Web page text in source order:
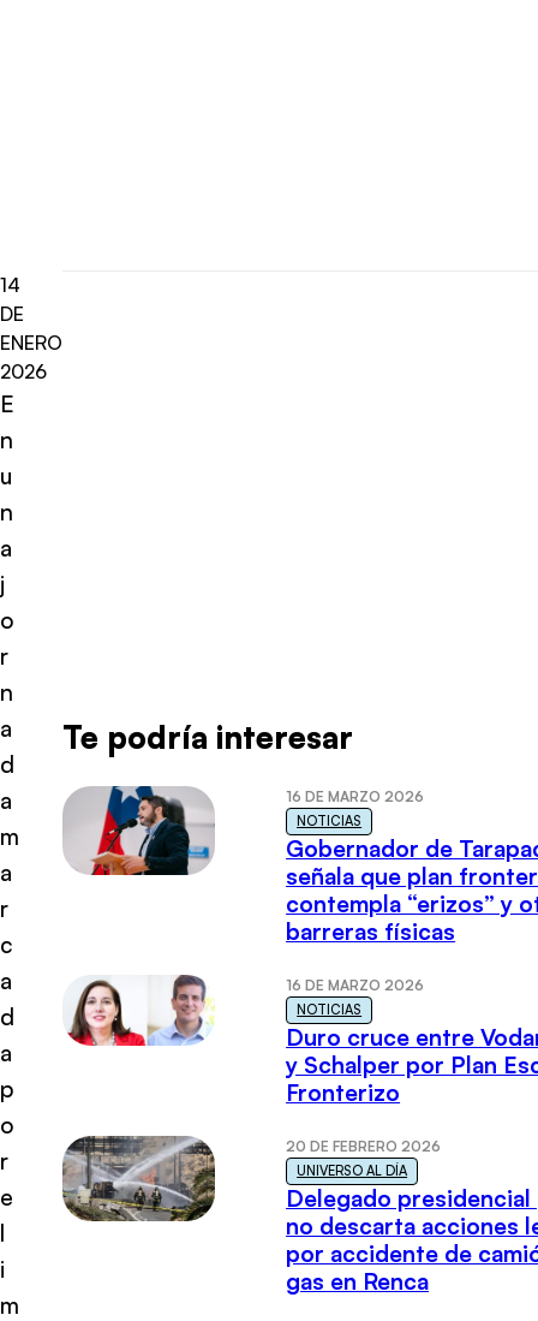
14
DE
ENERO
2026
E
n
u
n
a
j
o
r
n
a
d
a
m
a
r
c
a
d
a
p
o
r
e
l
i
m
Te podría interesar
16 DE MARZO 2026
NOTICIAS
Gobernador de
señala que plan
contempla “erizos” y
barreras físicas
16 DE MARZO 2026
NOTICIAS
Duro cruce entre
y Schalper por Plan
Fronterizo
20 DE FEBRERO 2026
UNIVERSO AL DÍA
Delegado presidencial
no descarta acciones
por accidente de
gas en Renca